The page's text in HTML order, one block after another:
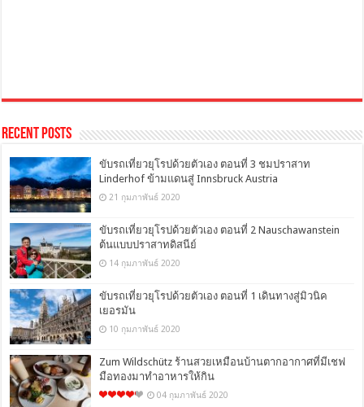
Recent Posts
ขับรถเที่ยวยุโรปด้วยตัวเอง ตอนที่ 3 ชมปราสาท
Linderhof ข้ามแดนสู่ Innsbruck Austria
21 กุมภาพันธ์ 2020
ขับรถเที่ยวยุโรปด้วยตัวเอง ตอนที่ 2 Nauschawanstein
ต้นแบบปราสาทดิสนีย์
14 กุมภาพันธ์ 2020
ขับรถเที่ยวยุโรปด้วยตัวเอง ตอนที่ 1 เดินทางสู่มิวนิค
เยอรมัน
10 กุมภาพันธ์ 2020
Zum Wildschütz ร้านสวยเหมือนบ้านตากอากาศที่มีเชฟ
มือทองมาทำอาหารให้กิน
04 กุมภาพันธ์ 2020